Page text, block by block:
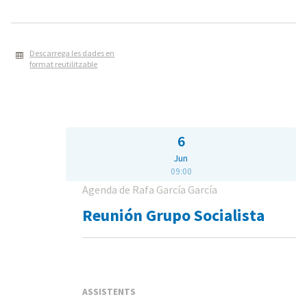
Descarrega les dades en
format reutilitzable
6
Jun
09:00
Agenda de Rafa García García
Reunión Grupo Socialista
ASSISTENTS